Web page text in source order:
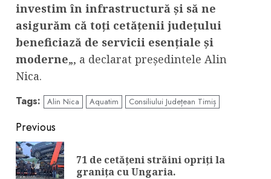
investim în infrastructură și să ne
asigurăm că toți cetățenii județului
beneficiază de servicii esențiale și
moderne„, a declarat președintele Alin
Nica.
Tags: Alin Nica Aquatim Consiliului Județean Timiș
Continue
Reading
Previous
71 de cetăţeni străini opriţi la
graniţa cu Ungaria.